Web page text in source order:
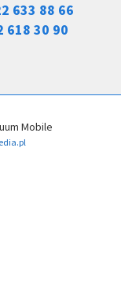
633 88 66
618 30 90
Mobile